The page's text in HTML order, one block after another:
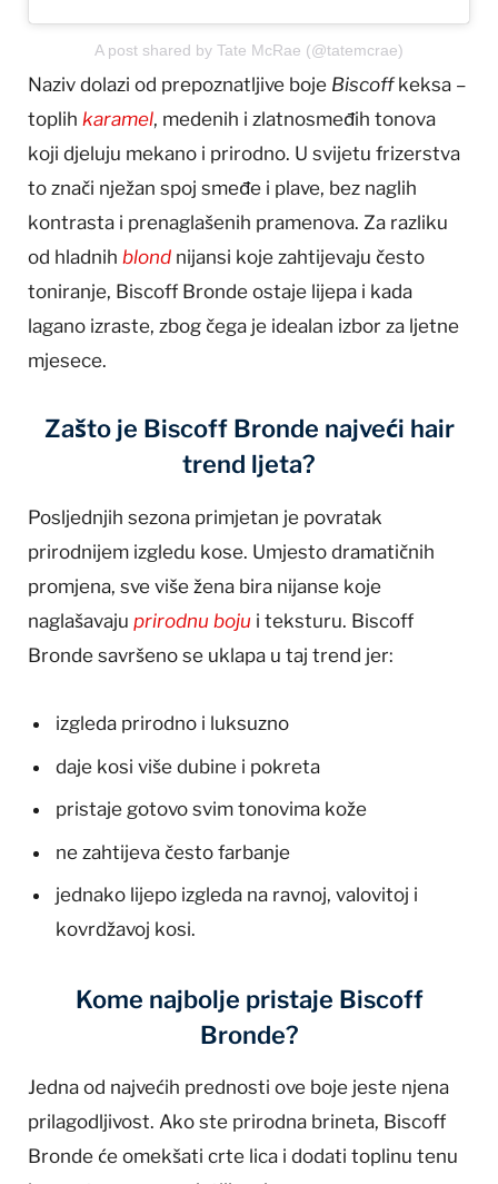
A post shared by Tate McRae (@tatemcrae)
Naziv dolazi od prepoznatljive boje Biscoffkeksa –
toplih karamel, medenih i zlatnosmeđih tonova
koji djeluju mekano i prirodno. U svijetu frizerstva
to znači nježan spoj smeđe i plave, bez naglih
kontrasta i prenaglašenih pramenova. Za razliku
od hladnih blond nijansi koje zahtijevaju često
toniranje, Biscoff Bronde ostaje lijepa i kada
lagano izraste, zbog čega je idealan izbor za ljetne
mjesece.
Zašto je Biscoff Bronde najveći hair
trend ljeta?
Posljednjih sezona primjetan je povratak
prirodnijem izgledu kose. Umjesto dramatičnih
promjena, sve više žena bira nijanse koje
naglašavaju prirodnu boju i teksturu. Biscoff
Bronde savršeno se uklapa u taj trend jer:
izgleda prirodno i luksuzno
daje kosi više dubine i pokreta
pristaje gotovo svim tonovima kože
ne zahtijeva često farbanje
jednako lijepo izgleda na ravnoj, valovitoj i
kovrdžavoj kosi.
Kome najbolje pristaje Biscoff
Bronde?
Jedna od najvećih prednosti ove boje jeste njena
prilagodljivost. Ako ste prirodna brineta, Biscoff
Bronde će omekšati crte lica i dodati toplinu tenu